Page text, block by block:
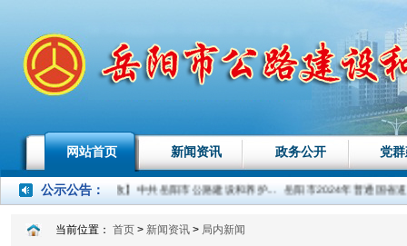
网站首页 新闻资讯 政务公开 党
公示公告：
【巡察整改】中共岳阳市公路建设和养护... 岳阳市2024年普通国省道
当前位置： 首页 > 新闻资讯 > 局内新闻